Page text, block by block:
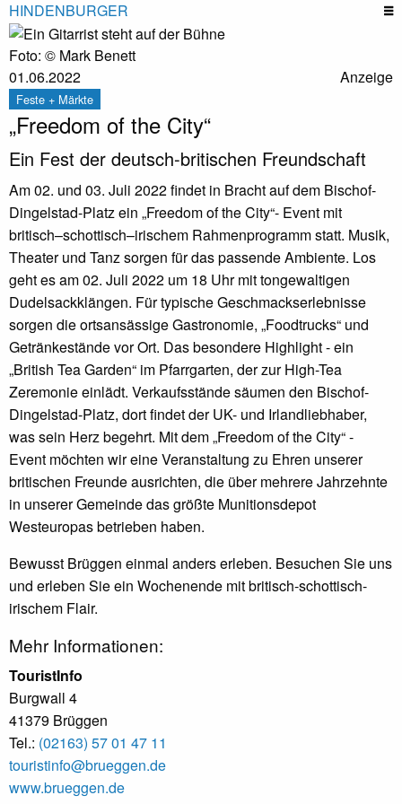
HINDENBURGER
Foto: © Mark Benett
01.06.2022
Anzeige
Feste + Märkte
„Freedom of the City“
Ein Fest der deutsch-britischen Freundschaft
Am 02. und 03. Juli 2022 findet in Bracht auf dem Bischof-
Dingelstad-Platz ein „Freedom of the City“- Event mit
britisch–schottisch–irischem Rahmenprogramm statt. Musik,
Theater und Tanz sorgen für das passende Ambiente. Los
geht es am 02. Juli 2022 um 18 Uhr mit tongewaltigen
Dudelsackklängen. Für typische Geschmackserlebnisse
sorgen die ortsansässige Gastronomie, „Foodtrucks“ und
Getränkestände vor Ort. Das besondere Highlight - ein
„British Tea Garden“ im Pfarrgarten, der zur High-Tea
Zeremonie einlädt. Verkaufsstände säumen den Bischof-
Dingelstad-Platz, dort findet der UK- und Irlandliebhaber,
was sein Herz begehrt. Mit dem „Freedom of the City“ -
Event möchten wir eine Veranstaltung zu Ehren unserer
britischen Freunde ausrichten, die über mehrere Jahrzehnte
in unserer Gemeinde das größte Munitionsdepot
Westeuropas betrieben haben.
Bewusst Brüggen einmal anders erleben. Besuchen Sie uns
und erleben Sie ein Wochenende mit britisch-schottisch-
irischem Flair.
Mehr Informationen:
TouristInfo
Burgwall 4
41379 Brüggen
Tel.: (02163) 57 01 47 11
touristinfo@brueggen.de
www.brueggen.de